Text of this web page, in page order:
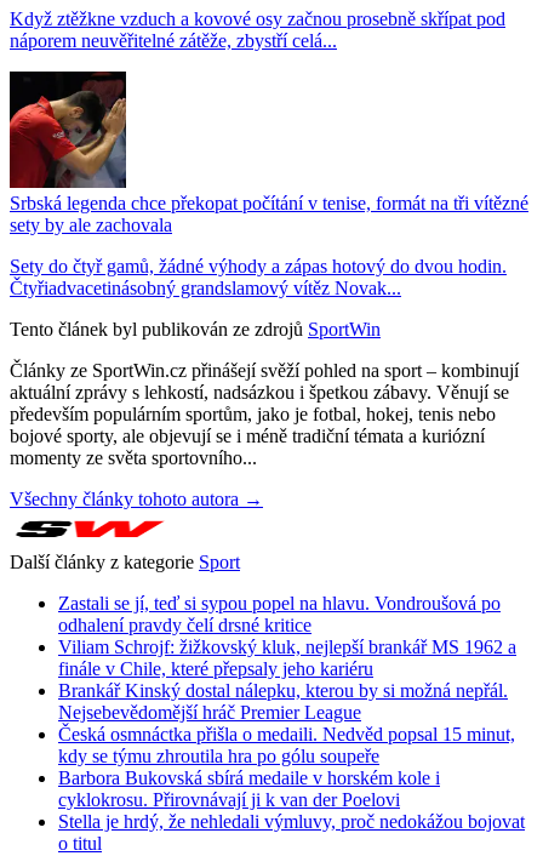
Když ztěžkne vzduch a kovové osy začnou prosebně skřípat pod
náporem neuvěřitelné zátěže, zbystří celá...
Srbská legenda chce překopat počítání v tenise, formát na tři vítězné
sety by ale zachovala
Sety do čtyř gamů, žádné výhody a zápas hotový do dvou hodin.
Čtyřiadvacetinásobný grandslamový vítěz Novak...
Tento článek byl publikován ze zdrojů SportWin
Články ze SportWin.cz přinášejí svěží pohled na sport – kombinují
aktuální zprávy s lehkostí, nadsázkou i špetkou zábavy. Věnují se
především populárním sportům, jako je fotbal, hokej, tenis nebo
bojové sporty, ale objevují se i méně tradiční témata a kuriózní
momenty ze světa sportovního...
Všechny články tohoto autora →
Další články z kategorie Sport
Zastali se jí, teď si sypou popel na hlavu. Vondroušová po
odhalení pravdy čelí drsné kritice
Viliam Schrojf: žižkovský kluk, nejlepší brankář MS 1962 a
finále v Chile, které přepsaly jeho kariéru
Brankář Kinský dostal nálepku, kterou by si možná nepřál.
Nejsebevědomější hráč Premier League
Česká osmnáctka přišla o medaili. Nedvěd popsal 15 minut,
kdy se týmu zhroutila hra po gólu soupeře
Barbora Bukovská sbírá medaile v horském kole i
cyklokrosu. Přirovnávají ji k van der Poelovi
Stella je hrdý, že nehledali výmluvy, proč nedokážou bojovat
o titul